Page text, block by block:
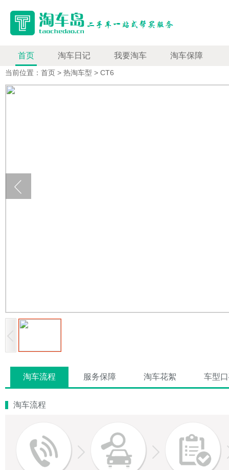
首页 淘车日记 我要淘车 淘车保障
当前位置：首页 > 热淘车型 > CT6
淘车流程 服务保障 淘车花絮 车型
淘车流程